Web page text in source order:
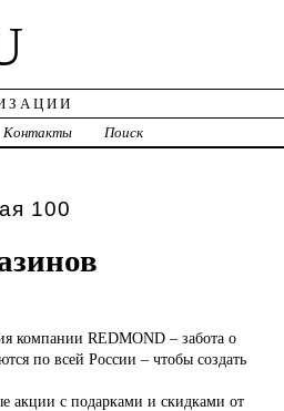
Контакты Поиск
100
компании REDMOND – забота о
по всей России – чтобы создать
акции с подарками и скидками от